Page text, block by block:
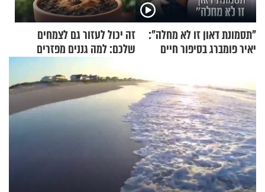
"תסמונת דאון זו לא מחלה":
יאיר פומברג בסיפור חיים
זה יכול לעזור גם לצמחים
שלכם: למה גננים מפזרים